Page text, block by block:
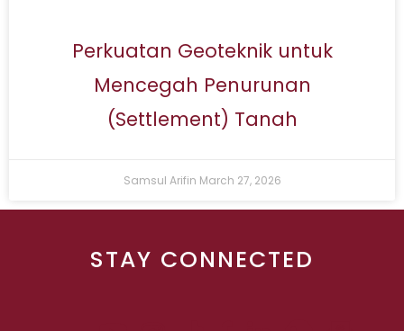
Perkuatan Geoteknik untuk
Mencegah Penurunan
(Settlement) Tanah
Samsul Arifin March 27, 2026
STAY CONNECTED